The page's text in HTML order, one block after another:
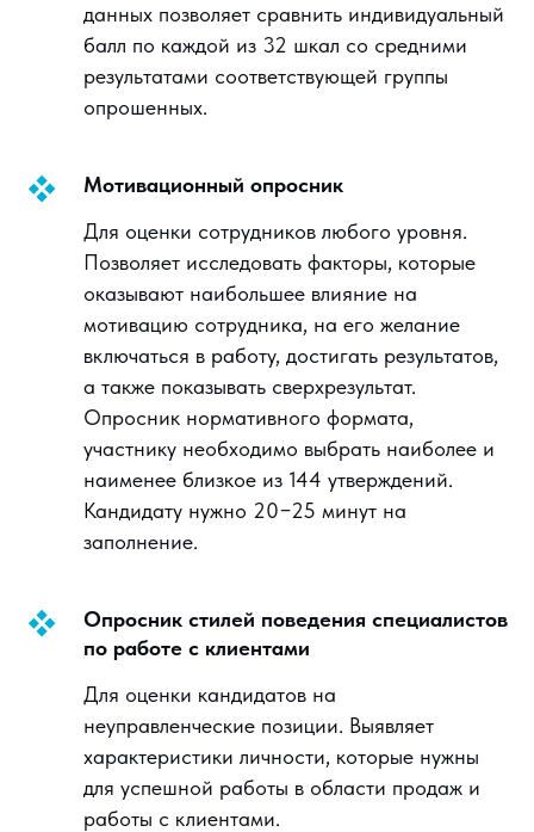
данных позволяет сравнить индивидуальный
балл по каждой из 32 шкал со средними
результатами соответствующей группы
опрошенных.
Мотивационный опросник
Для оценки сотрудников любого уровня.
Позволяет исследовать факторы, которые
оказывают наибольшее влияние на
мотивацию сотрудника, на его желание
включаться в работу, достигать результатов,
а также показывать сверхрезультат.
Опросник нормативного формата,
участнику необходимо выбрать наиболее и
наименее близкое из 144 утверждений.
Кандидату нужно 20−25 минут на
заполнение.
Опросник стилей поведения специалистов
по работе с клиентами
Для оценки кандидатов на
неуправленческие позиции. Выявляет
характеристики личности, которые нужны
для успешной работы в области продаж и
работы с клиентами.